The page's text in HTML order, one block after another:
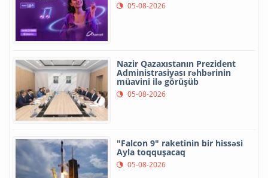
05-08-2026
Nazir Qazaxıstanın Prezident
Administrasiyası rəhbərinin
müavini ilə görüşüb
05-08-2026
"Falcon 9" raketinin bir hissəsi
Ayla toqquşacaq
05-08-2026